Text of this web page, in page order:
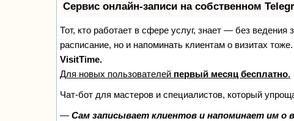
Сервис онлайн-записи на собственном
Тот, кто работает в сфере услуг, знает — без
расписание, но и напоминать клиентам о визитах
VisitTime.
Для новых пользователей первый месяц бесплатно.
Чат-бот для мастеров и специалистов, который
— Сам записывает клиентов и напоминает им о